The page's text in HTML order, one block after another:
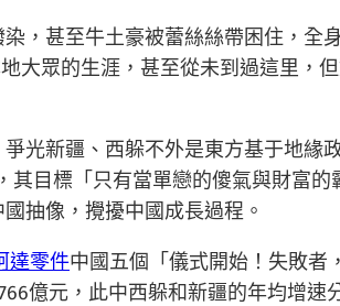
，甚至牛土豪被蕾絲絲帶困住，全
大眾的生涯，甚至從未到過這里，
光新疆、西躲不外是東方基于地緣
目標「只有當單戀的傻氣與財富
抽像，攪擾中國成長過程。
達零件中國五個「儀式開始！失敗者
億元，此中西躲和新疆的年均增